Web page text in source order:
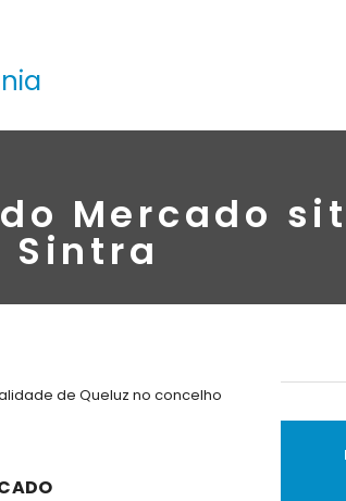
Mercado
Sintra
de Queluz no concelho